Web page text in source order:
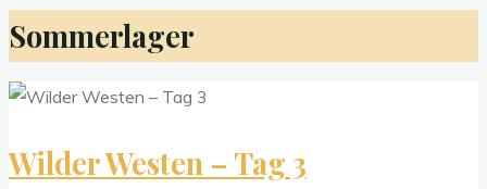
Sommerlager
Wilder Westen – Tag 3